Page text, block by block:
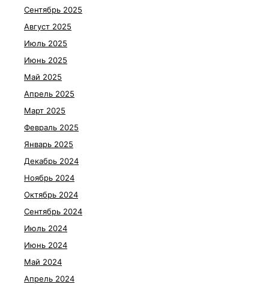
Сентябрь 2025
Август 2025
Июль 2025
Июнь 2025
Май 2025
Апрель 2025
Март 2025
Февраль 2025
Январь 2025
Декабрь 2024
Ноябрь 2024
Октябрь 2024
Сентябрь 2024
Июль 2024
Июнь 2024
Май 2024
Апрель 2024